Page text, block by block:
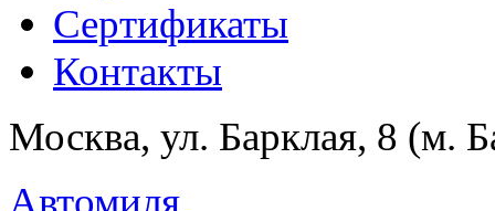
Сертификаты
Контакты
Москва, ул. Барклая, 8 (м.
Автомиля